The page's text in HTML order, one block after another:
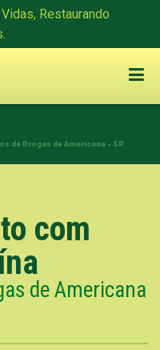
Restaurando
de Drogas de Americana - SP
com
de Americana